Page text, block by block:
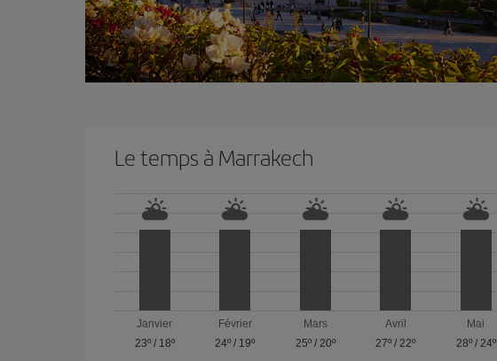
Le temps à Marrakech
Janvier
23º/ 18º
Février
24º / 19º
Mars
25º/ 20º
Avril
27º / 22º
Mai
28º/ 24º